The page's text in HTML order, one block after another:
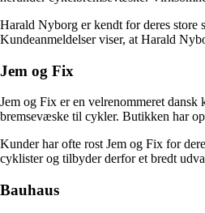
Harald Nyborg er kendt for deres store
Kundeanmeldelser viser, at Harald
Jem og Fix
Jem og Fix er en velrenommeret
bremsevæske til cykler. Butikken har
Kunder har ofte rost Jem og Fix for
cyklister og tilbyder derfor et bredt
Bauhaus